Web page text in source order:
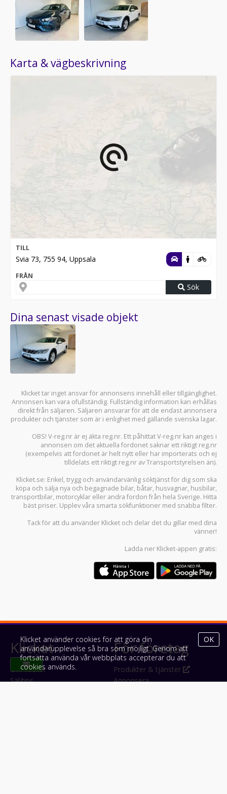
Karta & vägbeskrivning
TILL
Svia 73, 755 94, Uppsala
FRÅN
Sök
Dina senast visade objekt
Klicket tar inget ansvar för annonsens innehåll eller tillgänglighet.
Annonsen kan vara ofullständig. Fullständig information kan erhållas
direkt från säljaren. Säljaren ansvarar för att de endast annonsera
produkter och tjänster som är i enlighet med gällande svenska lagar.
OBS! V-reg.nr är ej äkta reg.nr. Ett påhittat V-reg.nr kan anges i
annonsen om det aktuella fordonet saknar ett riktigt reg.nr
(exempelvis att fordonet är helt nytt eller har importerats och ej
tilldelats ett riktigt reg.nr av Transportstyrelsen än).
Klicket.se: Enkel, trygg och användarvänlig söktjänst för dig som ska
köpa och sälja nya och begagnade bilar, båtar, husvagnar, husbilar,
transportbilar, motorcyklar eller andra fordon från hela Sverige. Hitta
bäst priser. Upplev våra smarta sökfunktioner med snabba filter.
Tack för att du använder Klicket och delar det du gillar med dina
vänner!
Ladda ner Klicket-appen gratis:
Klicket
Om Klicket
Säljtips
För företag
Produkter & tjänster
Annonsera
Klicket använder cookies för att göra din
användarupplevelse så bra som möjligt. Genom att
fortsätta använda vår webbplats accepterar du att
cookies används.
OK